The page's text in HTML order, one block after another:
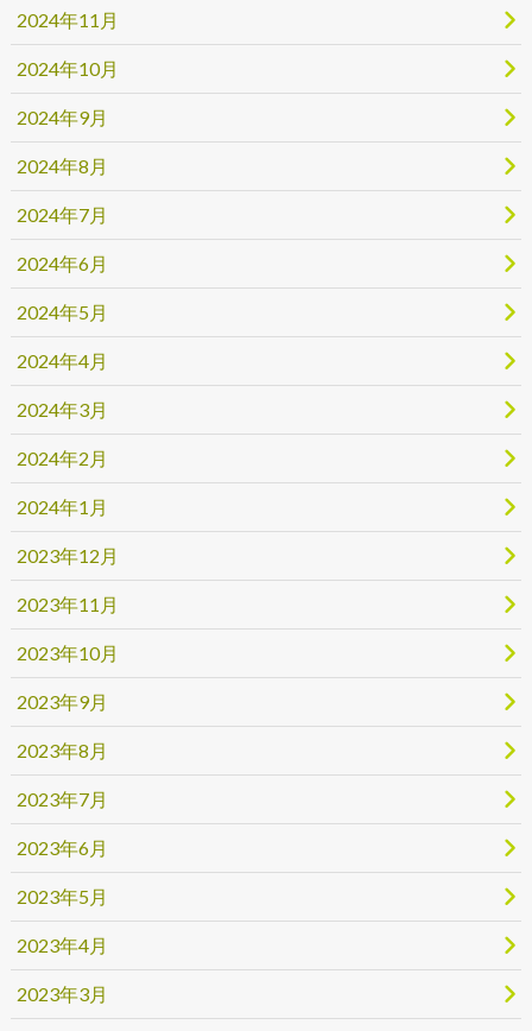
2024年11月
2024年10月
2024年9月
2024年8月
2024年7月
2024年6月
2024年5月
2024年4月
2024年3月
2024年2月
2024年1月
2023年12月
2023年11月
2023年10月
2023年9月
2023年8月
2023年7月
2023年6月
2023年5月
2023年4月
2023年3月